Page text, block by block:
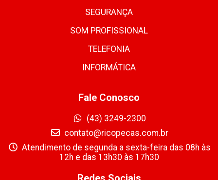
SEGURANÇA
SOM PROFISSIONAL
TELEFONIA
INFORMÁTICA
Fale Conosco
(43) 3249-2300
contato@ricopecas.com.br
Atendimento de segunda a sexta-feira das 08h às
12h e das 13h30 às 17h30